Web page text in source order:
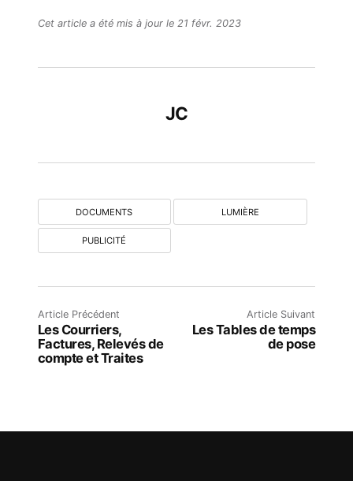
Cet article a été mis à jour le 21 févr. 2023
JC
DOCUMENTS LUMIÈRE
PUBLICITÉ
Article Précédent
Les Courriers,
Factures, Relevés de
compte et Traites
Article Suivant
Les Tables de temps
de pose